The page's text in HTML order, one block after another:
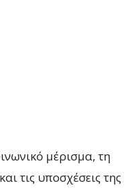
μέρισμα, τη
τις υποσχέσεις της